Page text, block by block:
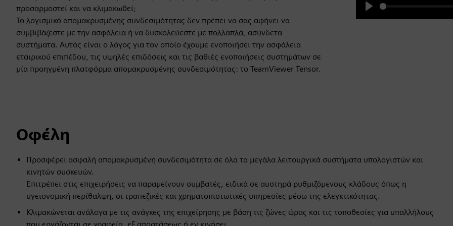
προσαρμοστεί και να κλιμακωθεί;
Το λογισμικό απομακρυσμένης συνδεσιμότητας δεν πρέπει να σας αφήνει να
συμβιβάζεστε με την ασφάλεια ή να δυσκολεύεστε με πολλαπλά, ασύνδετα
συστήματα. Αυτός είναι ο λόγος για τον οποίο έχουμε ενοποιήσει την ασφάλεια
εταιρικού επιπέδου, τις υψηλές επιδόσεις και τις βαθιές ενοποιήσεις συστημάτων σε
μία προηγμένη πλατφόρμα απομακρυσμένης συνδεσιμότητας: το TeamViewer Tensor.
Play
Οφέλη
Προσφέρει ασφαλή απομακρυσμένη συνδεσιμότητα σε όλα τα μεγάλα λειτουργικά συστήματα υπολογιστών και
κινητών συσκευών.
Επιτρέπει στις επιχειρήσεις να παραμείνουν συμβατές, ειδικά σε αυστηρά ρυθμιζόμενους κλάδους όπως η
υγειονομική περίθαλψη, οι τραπεζικές και χρηματοπιστωτικές υπηρεσίες μέσω της ελεγκτικότητας.
Κλιμακώνεται ανάλογα με τις ανάγκες της επιχείρησης με βάση τις ζώνες ώρας και τις τοποθεσίες για υπαλλήλους